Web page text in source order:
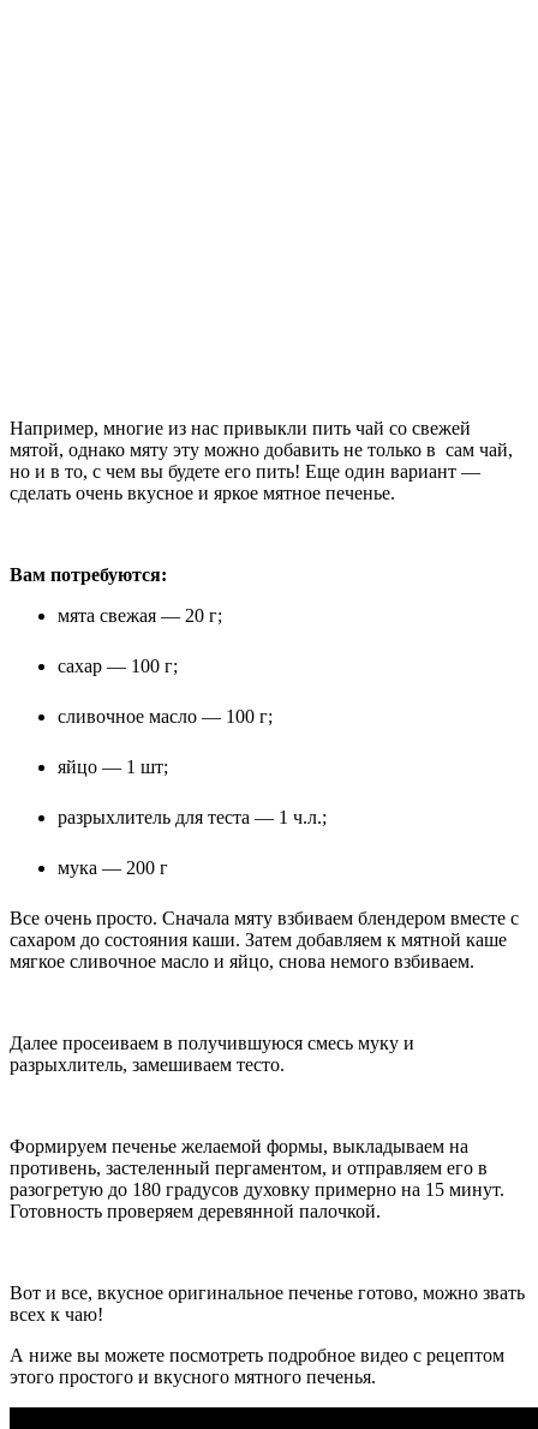
Например, многие из нас привыкли пить чай со свежей
мятой, однако мяту эту можно добавить не только в сам чай,
но и в то, с чем вы будете его пить! Еще один вариант —
сделать очень вкусное и яркое мятное печенье.
Вам потребуются:
мята свежая — 20 г;
сахар — 100 г;
сливочное масло — 100 г;
яйцо — 1 шт;
разрыхлитель для теста — 1 ч.л.;
мука — 200 г
Все очень просто. Сначала мяту взбиваем блендером вместе с
сахаром до состояния каши. Затем добавляем к мятной каше
мягкое сливочное масло и яйцо, снова немого взбиваем.
Далее просеиваем в получившуюся смесь муку и
разрыхлитель, замешиваем тесто.
Формируем печенье желаемой формы, выкладываем на
противень, застеленный пергаментом, и отправляем его в
разогретую до 180 градусов духовку примерно на 15 минут.
Готовность проверяем деревянной палочкой.
Вот и все, вкусное оригинальное печенье готово, можно звать
всех к чаю!
А ниже вы можете посмотреть подробное видео с рецептом
этого простого и вкусного мятного печенья.